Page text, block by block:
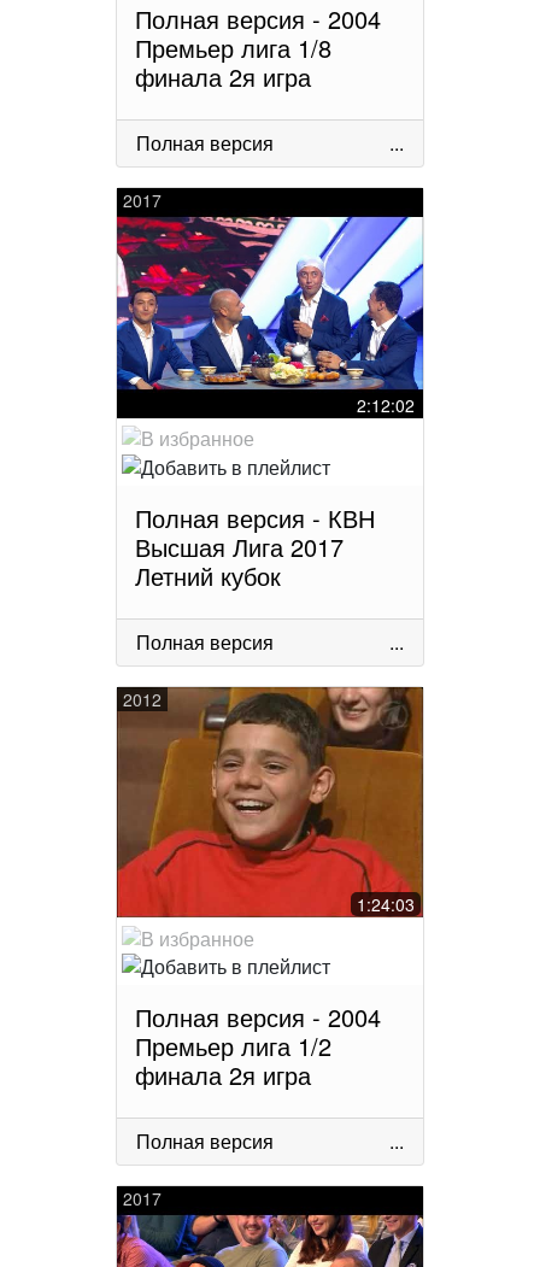
Полная версия - 2004
Премьер лига 1/8
финала 2я игра
Полная версия ...
2017
2:12:02
Полная версия - КВН
Высшая Лига 2017
Летний кубок
Полная версия ...
2012
1:24:03
Полная версия - 2004
Премьер лига 1/2
финала 2я игра
Полная версия ...
2017